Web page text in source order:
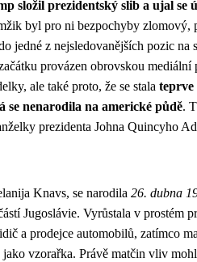
složil prezidentský slib a ujal se
byl pro ni bezpochyby zlomový,
jedné z nejsledovanějších pozic na
provázen obrovskou mediální
ale také proto, že se stala
nenarodila na americké půdě.
prezidenta Johna Quincyho
Knavs, se narodila 26. dubna
Jugoslávie. Vyrůstala v prostém
a prodejce automobilů, zatímco
vzorařka. Právě matčin vliv